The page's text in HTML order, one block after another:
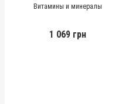
Витамины и минералы
1 069 грн